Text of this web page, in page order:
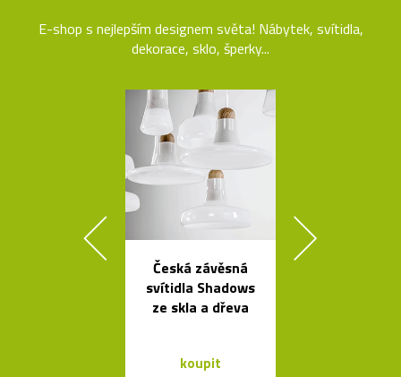
E-shop s nejlepším designem světa! Nábytek, svítidla,
dekorace, sklo, šperky...
Česká závěsná
svítidla Shadows
ze skla a dřeva
koupit